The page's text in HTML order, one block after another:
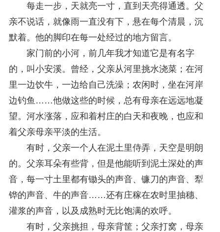
关于学习运用普法专栏节目《说法》的通知 2025-09-08
第二十届西部法治论坛暨法治宁夏论坛拟获奖论文公示 2025-09-07
中国法学会2025年度部级法学研究课题立项公告 2025-07-20
中国法学会2025年度部级法学研究课题立项公示公告 2025-07-08
重庆市法学会第五期法学研究立项课题名单公布 2025-05-20
会议预告 | 中国法学会法学期刊研究会2025年年会将在重庆召开 2025-03-12
每走一步，天就亮一寸，直到天亮得通透。父
亲不说话，就像雨一直没有下，悬在每个清晨，沉
默着。他的脚印在每一处经过的地方留言。
家门前的小河，前几年我才知道它是有名字
的，叫小安溪。曾经，父亲从河里挑水浇菜；在河
里一边饮牛，一边给自己洗澡；农闲时，坐在河岸
边钓鱼……他做这些的时候，总有母亲在远远地凝
望。河水涨落，应和着村庄的白天和夜晚，也应和
着父亲母亲平淡的生活。
有时，父亲一个人在泥土里侍弄，天空是明朗
的。父亲耳朵有些背，但是他能听到泥土深处的声
音，每一寸土里都有锄头的声音、镰刀的声音、犁
铧的声音、牛的声音……还有庄稼在农时里抽穗、
灌浆的声音，以及成熟时无比饱满的欢呼。
有时，父亲挑担，母亲背筐；父亲打窝，母亲